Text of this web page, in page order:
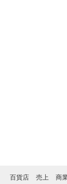
百貨店 売上 商